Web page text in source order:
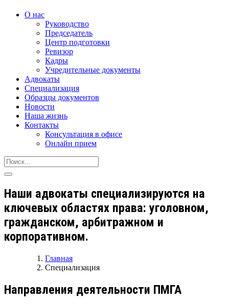
О нас
Руководство
Председатель
Центр подготовки
Ревизор
Кадры
Учредительные документы
Адвокаты
Специализация
Образцы документов
Новости
Наша жизнь
Контакты
Консультация в офисе
Онлайн прием
Наши адвокаты специализируются на
ключевых областях права: уголовном,
гражданском, арбитражном и
корпоративном.
Главная
Специализация
Направления деятельности ПМГА